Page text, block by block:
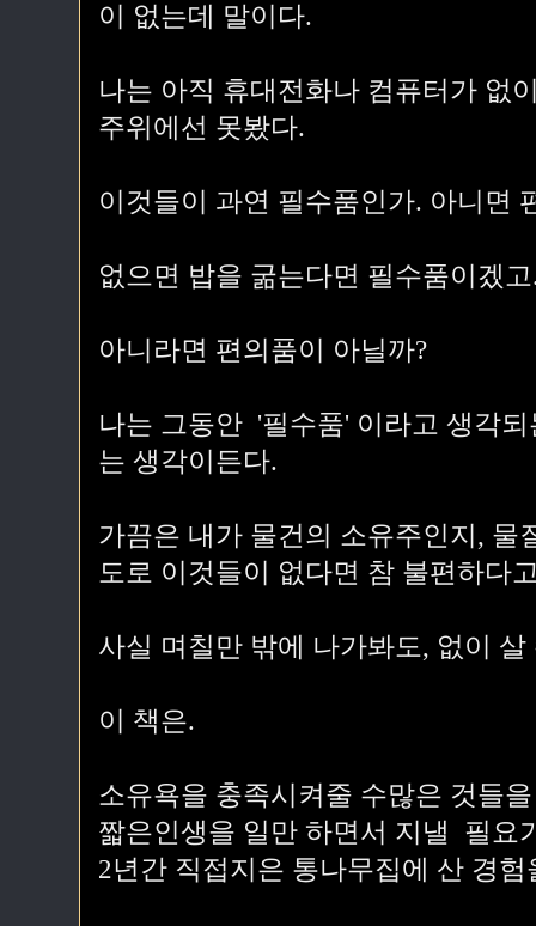
이 없는데 말이다.
나는 아직 휴대전화나 컴퓨터가 없
주위에선 못봤다.
이것들이 과연 필수품인가. 아니면
없으면 밥을 굶는다면 필수품이겠
아니라면 편의품이 아닐까?
나는 그동안 '필수품' 이라고 생각
는 생각이든다.
가끔은 내가 물건의 소유주인지, 물
도로 이것들이 없다면 참 불편하다
사실 며칠만 밖에 나가봐도, 없이
이 책은.
소유욕을 충족시켜줄 수많은 것들
짧은인생을 일만 하면서 지낼 필요
2년간 직접지은 통나무집에 산 경